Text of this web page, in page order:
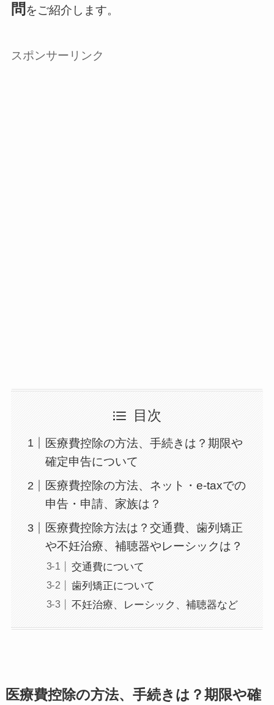
問 をご紹介します。
スポンサーリンク
目次
医療費控除の方法、手続きは？期限や
確定申告について
医療費控除の方法、ネット・e-taxでの
申告・申請、家族は？
医療費控除方法は？交通費、歯列矯正
や不妊治療、補聴器やレーシックは？
交通費について
歯列矯正について
不妊治療、レーシック、補聴器など
医療費控除の方法、手続きは？期限や確